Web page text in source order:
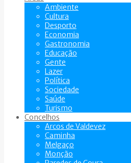
Ambiente
Cultura
Desporto
Economia
Gastronomia
Educação
Gente
Lazer
Política
Sociedade
Saúde
Turismo
Concelhos
Arcos de Valdevez
Caminha
Melgaço
Monção